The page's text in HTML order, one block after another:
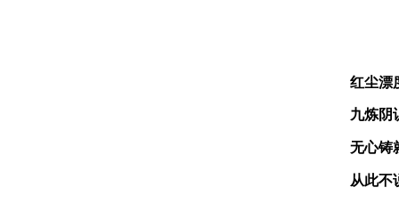
红尘漂
九炼阴
无心铸
从此不